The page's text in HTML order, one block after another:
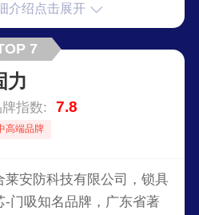
化跨国企业，致力于在消防
、工程产品与服务四个领域
和服务。
介绍点击展开
7
力
牌指数: 7.8
高端品牌
安防科技有限公司，锁具
门吸知名品牌，广东省著